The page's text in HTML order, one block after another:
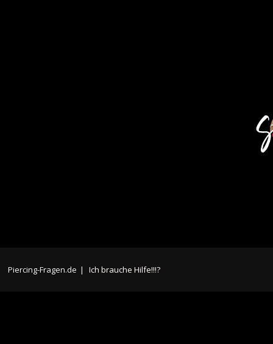
Piercing-Fragen.de | Ich brauche Hilfe!!!?